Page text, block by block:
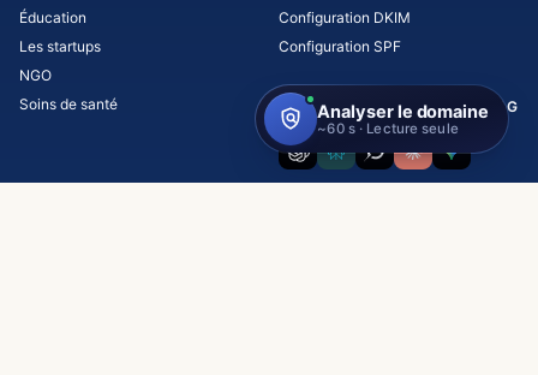
Éducation
Les startups
NGO
Soins de santé
Configuration DKIM
Configuration SPF
INTERROGEZ L’IA SUR SKYSNAG